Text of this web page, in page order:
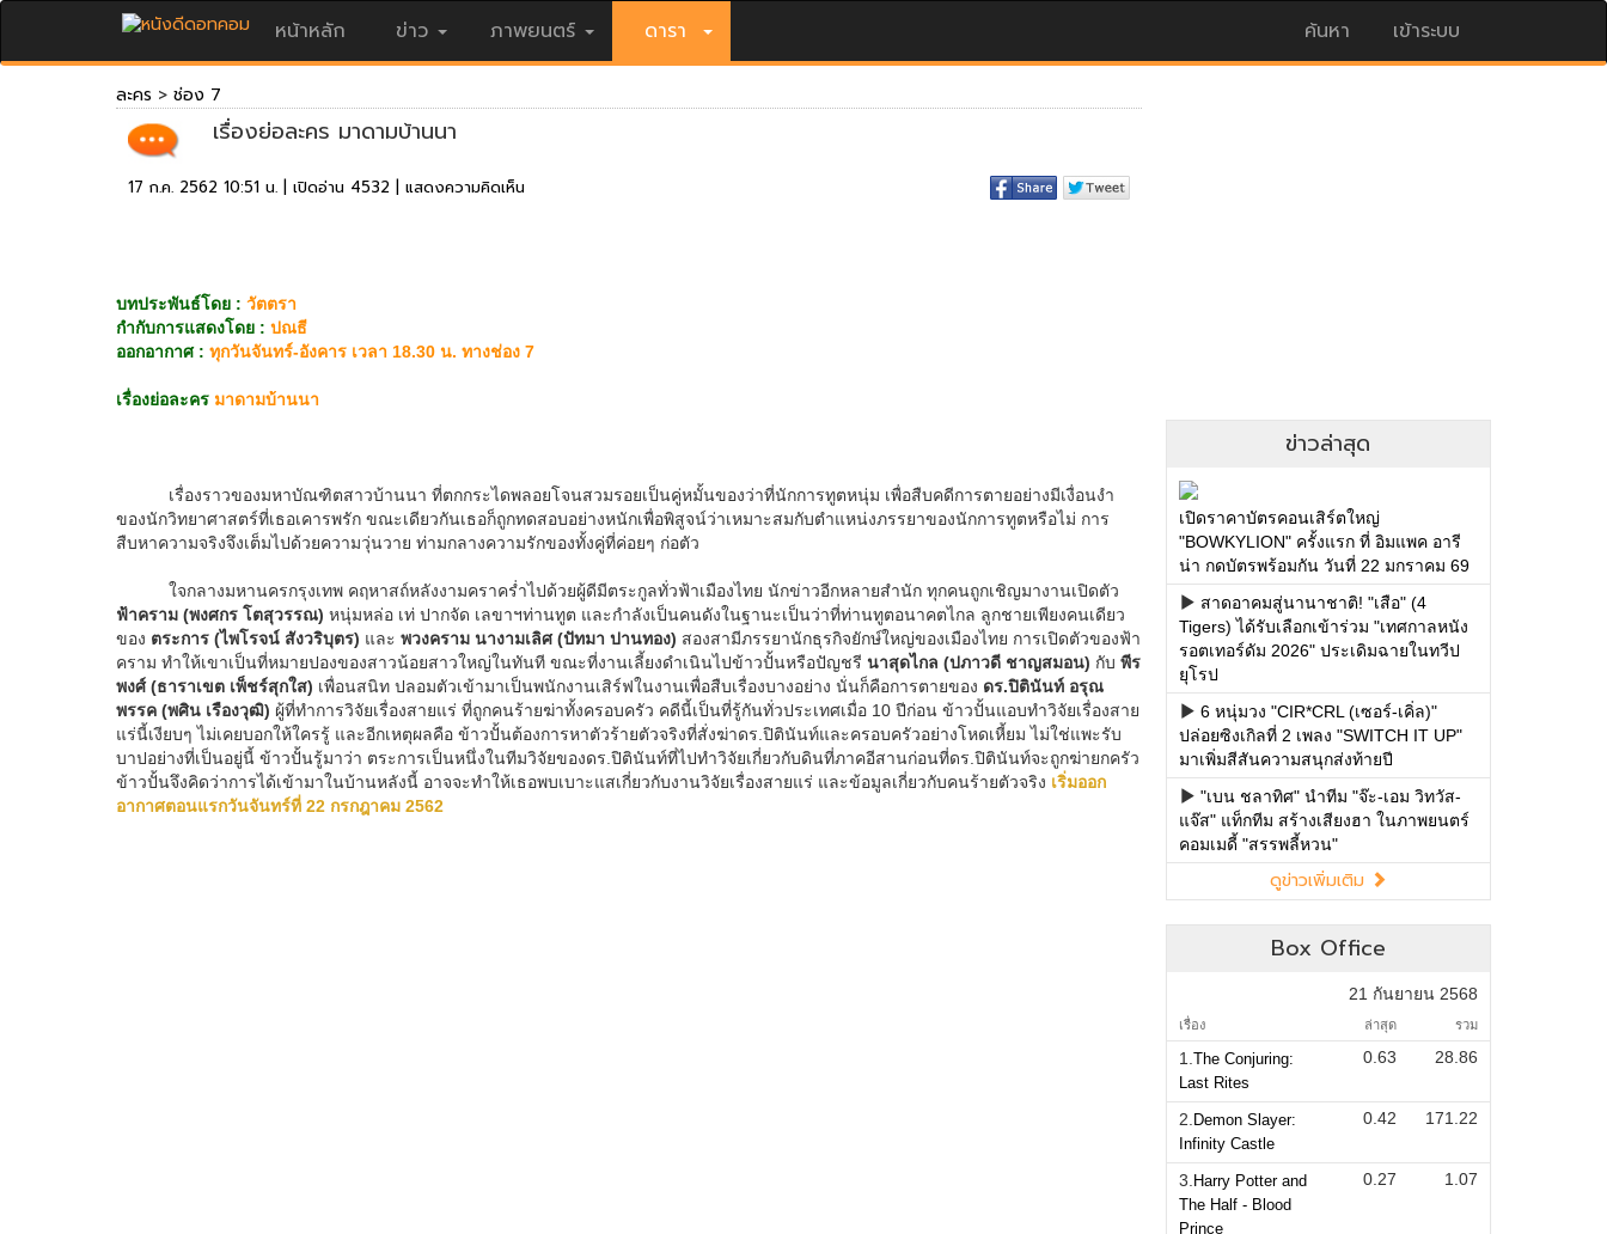
หน้าหลัก ข่าว ภาพยนตร์ ดารา ค้นหา เข้าระบบ
ข่าวล่าสุด
เปิดราคาบัตรคอนเสิร์ตใหญ่
"BOWKYLION" ครั้งแรก ที่ อิมแพค อารี
น่า กดบัตรพร้อมกัน วันที่ 22 มกราคม 69
สาดอาคมสู่นานาชาติ! "เสือ" (4
Tigers) ได้รับเลือกเข้าร่วม "เทศกาลหนัง
รอตเทอร์ดัม 2026" ประเดิมฉายในทวีป
ยุโรป
6 หนุ่มวง "CIR*CRL (เซอร์-เคิ่ล)"
ปล่อยซิงเกิลที่ 2 เพลง "SWITCH IT UP"
มาเพิ่มสีสันความสนุกส่งท้ายปี
"เบน ชลาทิศ" นำทีม "จ๊ะ-เอม วิทวัส-
แจ๊ส" แท็กทีม สร้างเสียงฮา ในภาพยนตร์
คอมเมดี้ "สรรพลี้หวน"
ดูข่าวเพิ่มเติม
Box Office
21 กันยายน 2568
เรื่อง ล่าสุด รวม
1. The Conjuring:
Last Rites
0.63 28.86
2. Demon Slayer:
Infinity Castle
0.42 171.22
3. Harry Potter and
The Half - Blood
Prince
0.27 1.07